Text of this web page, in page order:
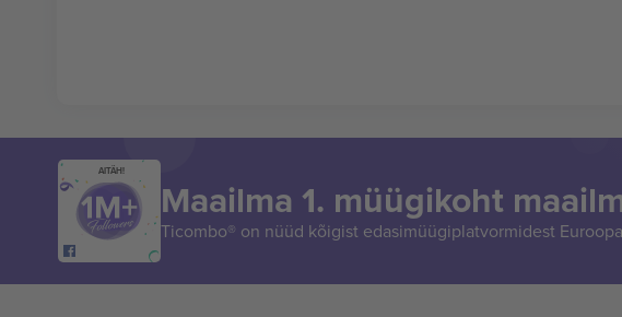
AITÄH!
Maailma 1. müügikoht
Ticombo® on nüüd kõigist edasimüügiplatvormidest